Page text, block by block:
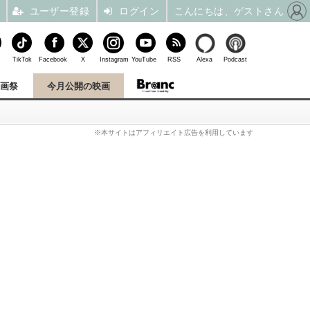
祭 今月公開の映画
※本サイトはアフィリエイト広告を利用しています
TikTok Facebook X Instagram YouTube RSS Alexa Podcast
ユーザー登録 ログイン こんにちは、ゲストさん